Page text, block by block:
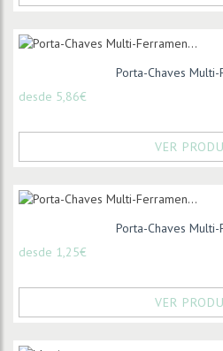
Porta-Chaves
desde 5,86€
VER
Porta-Chaves
desde 1,25€
VER